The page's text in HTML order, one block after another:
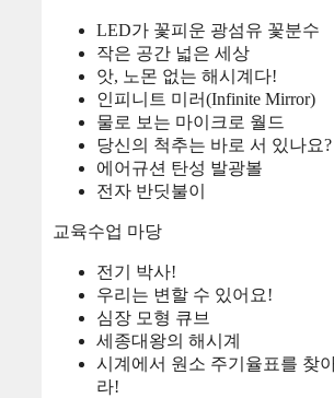
LED가 꽃피운 광섬유 꽃분수
작은 공간 넓은 세상
앗, 노몬 없는 해시계다!
인피니트 미러(Infinite Mirror)
물로 보는 마이크로 월드
당신의 척추는 바로 서 있나요?
에어규션 탄성 발광볼
전자 반딧불이
교육수업 마당
전기 박사!
우리는 변할 수 있어요!
심장 모형 큐브
세종대왕의 해시계
시계에서 원소 주기율표를 찾
라!